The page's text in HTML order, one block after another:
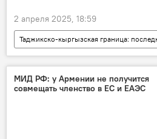
2 апреля 2025, 18:59
Таджикско-кыргызская граница:
Таджикистан
Центральная
Кыргызстан
Узбекистан
МИД РФ: у Армении не получится
совмещать членство в ЕС и ЕАЭС